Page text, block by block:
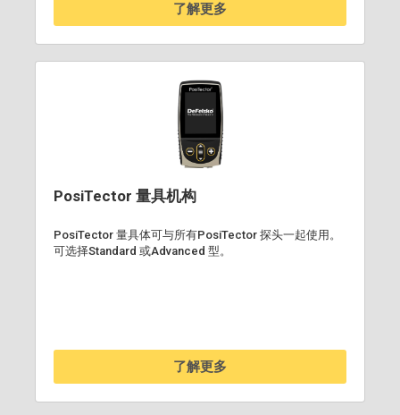
了解更多
PosiTector 量具机构
PosiTector 量具体可与所有PosiTector 探头一起使用。
可选择Standard 或Advanced 型。
了解更多